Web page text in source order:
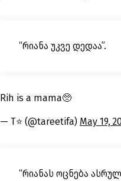
“რიანა უკვე დედაა”.
Rih is a mama🥺
— T⭐️ (@tareetifa) May 19,
“რიანას ოცნება